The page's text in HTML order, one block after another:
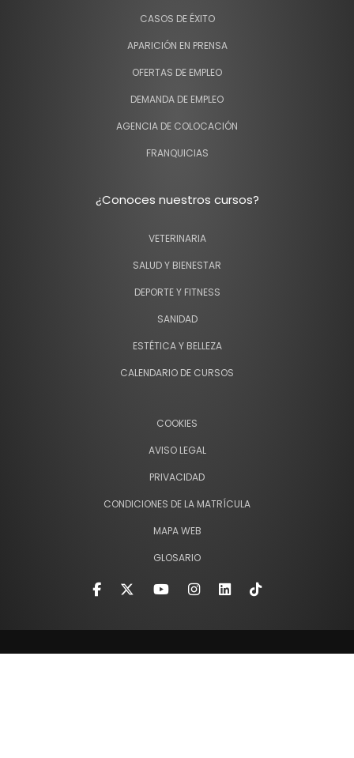
CASOS DE ÉXITO
APARICIÓN EN PRENSA
OFERTAS DE EMPLEO
DEMANDA DE EMPLEO
AGENCIA DE COLOCACIÓN
FRANQUICIAS
¿Conoces nuestros cursos?
VETERINARIA
SALUD Y BIENESTAR
DEPORTE Y FITNESS
SANIDAD
ESTÉTICA Y BELLEZA
CALENDARIO DE CURSOS
COOKIES
AVISO LEGAL
PRIVACIDAD
CONDICIONES DE LA MATRÍCULA
MAPA WEB
GLOSARIO